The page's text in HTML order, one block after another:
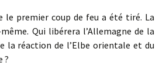
le premier coup de feu a été tiré. La
Qui libérera l’Allemagne de la
la réaction de l’Elbe orientale et du
?